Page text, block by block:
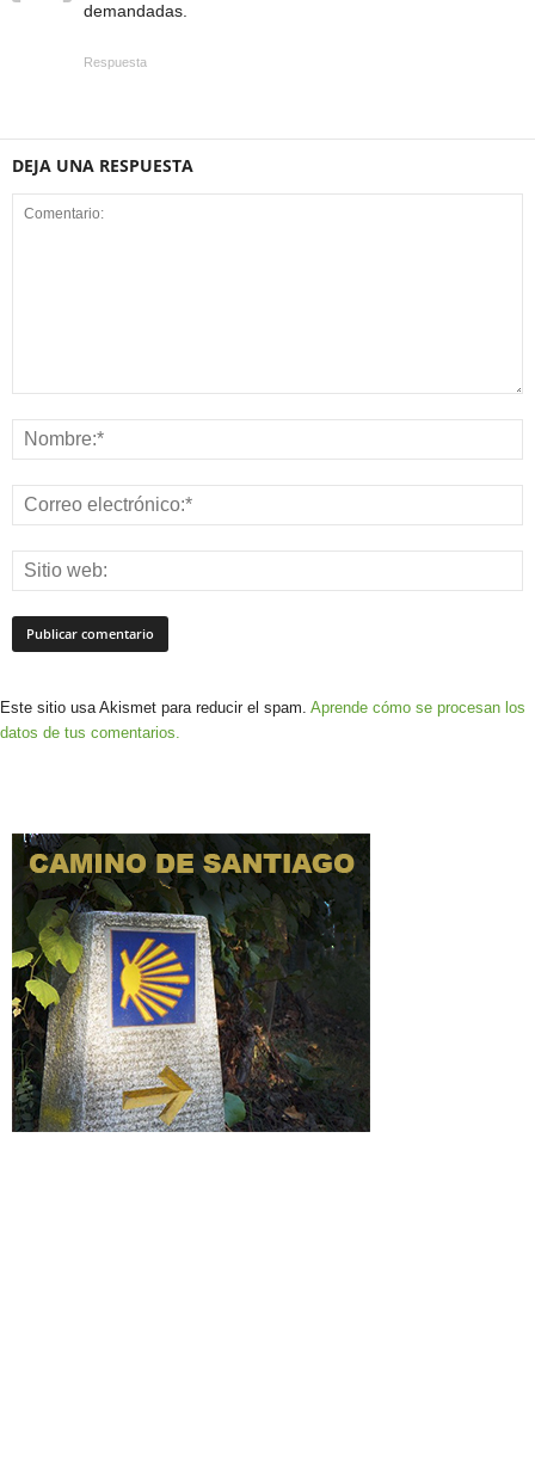
demandadas.
Respuesta
DEJA UNA RESPUESTA
Este sitio usa Akismet para reducir el spam. Aprende cómo se procesan los
datos de tus comentarios.